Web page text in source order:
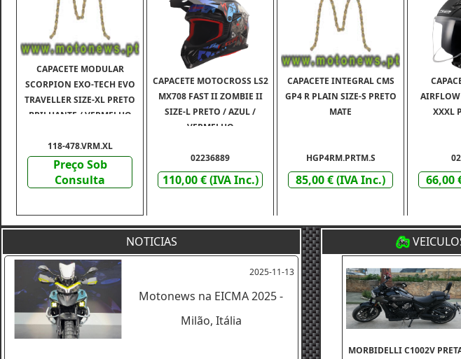
CAPACETE MODULAR
SCORPION EXO-TECH EVO
TRAVELLER SIZE-XL PRETO
BRILHANTE / VERMELHO
118-478.VRM.XL
Preço Sob
Consulta
CAPACETE MOTOCROSS LS2
MX708 FAST II ZOMBIE II
SIZE-L PRETO / AZUL /
VERMELHO
02236889
110,00 € (IVA Inc.)
CAPACETE INTEGRAL CMS
GP4 R PLAIN SIZE-S PRETO
MATE
HGP4RM.PRTM.S
85,00 € (IVA Inc.)
XXXL
66,00
NOTICIAS
2025-11-13
Motonews na EICMA 2025 -
Milão, Itália
MORBIDELLI C1002V